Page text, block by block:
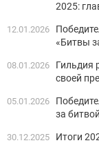
2025:
12.01.2026
«Битвы
08.01.2026
Гильдия
своей
05.01.2026
за
30.12.2025 Итоги